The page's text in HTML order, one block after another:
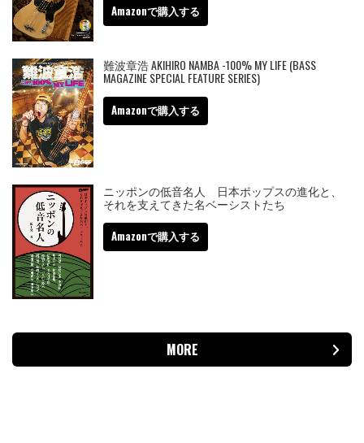
Amazonで購入する
難波章浩 AKIHIRO NAMBA -100% MY LIFE (BASS
MAGAZINE SPECIAL FEATURE SERIES)
Amazonで購入する
ニッポンの低音名人 日本ポップスの進化と、
それを支えてきた名ベーシストたち
Amazonで購入する
MORE